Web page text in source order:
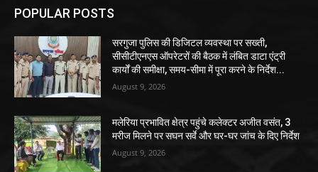
POPULAR POSTS
सरगुजा पुलिस की डिजिटल व्यवस्था पर सख्ती,
सीसीटीएनएस ऑपरेटरों की बैठक में लंबित डाटा एंट्री
कार्यों की समीक्षा, समय-सीमा में पूरा करने के निर्देश...
August 9, 2026
मलेरिया प्रभावित क्षेत्र पहुंचे कलेक्टर अजीत वसंत, 3
मरीज मिलने पर सघन सर्वे और घर-घर जांच के दिए निर्देश
August 9, 2026